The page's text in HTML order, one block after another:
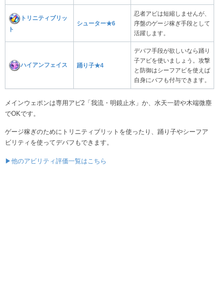
トリニティブリッ
ト
シューター★6
忍者アビは短縮しませんが、
序盤のゲージ稼ぎ手段として
活躍します。
ハイアンフェイス 踊り子★4
デバフ手段が欲しいなら踊り
子アビを使いましょう。攻撃
と防御はシーフアビを使えば
自身にバフも付与できます。
メインウェポンは専用アビ2「我流・明鏡止水」か、水天一碧や木端微塵
でOKです。
ゲージ稼ぎのためにトリニティブリットを使ったり、踊り子やシーフア
ビリティを使ってデバフもできます。
▶他のアビリティ評価一覧はこちら